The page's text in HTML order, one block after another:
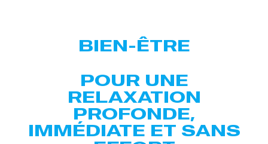
BIEN-ÊTRE
POUR UNE
RELAXATION
PROFONDE,
IMMÉDIATE ET SANS